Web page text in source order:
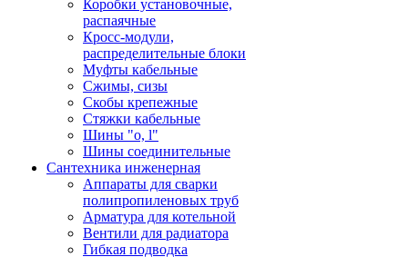
Коробки установочные,
распаячные
Кросс-модули,
распределительные блоки
Муфты кабельные
Сжимы, сизы
Скобы крепежные
Стяжки кабельные
Шины "o, l"
Шины соединительные
Сантехника инженерная
Аппараты для сварки
полипропиленовых труб
Арматура для котельной
Вентили для радиатора
Гибкая подводка